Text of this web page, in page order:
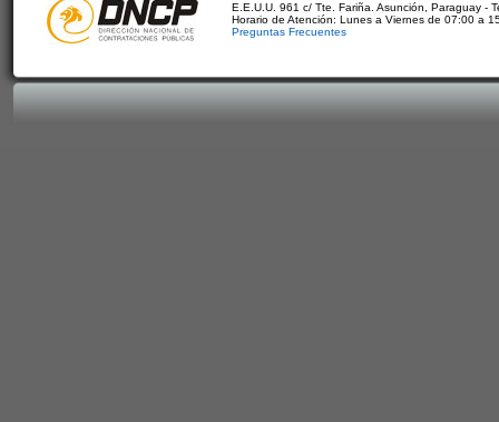
E.E.U.U. 961 c/ Tte. Fariña. Asunción, Paraguay -
Horario de Atención: Lunes a Viernes de 07:00 a
Preguntas Frecuentes